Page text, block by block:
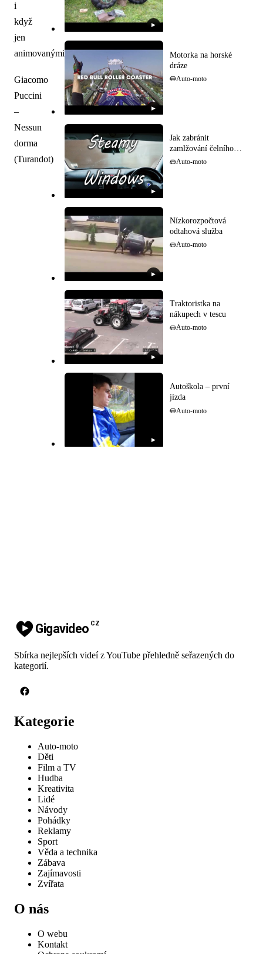
i
když
jen
animovanými.
Giacomo
Puccini
–
Nessun
dorma
(Turandot)
▶
▶
Motorka na horské
dráze
Auto-moto
▶
Jak zabránit
zamlžování čelního
sklaAuto-moto
▶
Nízkorozpočtová
odtahová služba
Auto-moto
▶
Traktoristka na
nákupech v tescu
Auto-moto
▶
Autoškola – první
jízda
Auto-moto
Gigavideo CZ
Sbírka nejlepších videí z YouTube přehledně seřazených do
kategorií.
Kategorie
Auto-moto
Děti
Film a TV
Hudba
Kreativita
Lidé
Návody
Pohádky
Reklamy
Sport
Věda a technika
Zábava
Zajímavosti
Zvířata
O nás
O webu
Kontakt